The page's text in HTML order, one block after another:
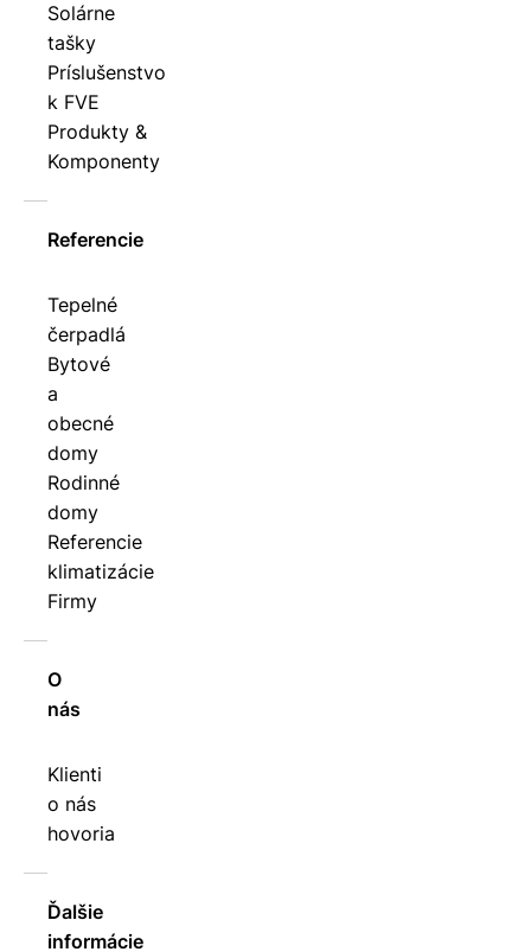
Solárne
tašky
Príslušenstvo
k FVE
Produkty &
Komponenty
Referencie
Tepelné
čerpadlá
Bytové
a
obecné
domy
Rodinné
domy
Referencie
klimatizácie
Firmy
O
nás
Klienti
o nás
hovoria
Ďalšie
informácie